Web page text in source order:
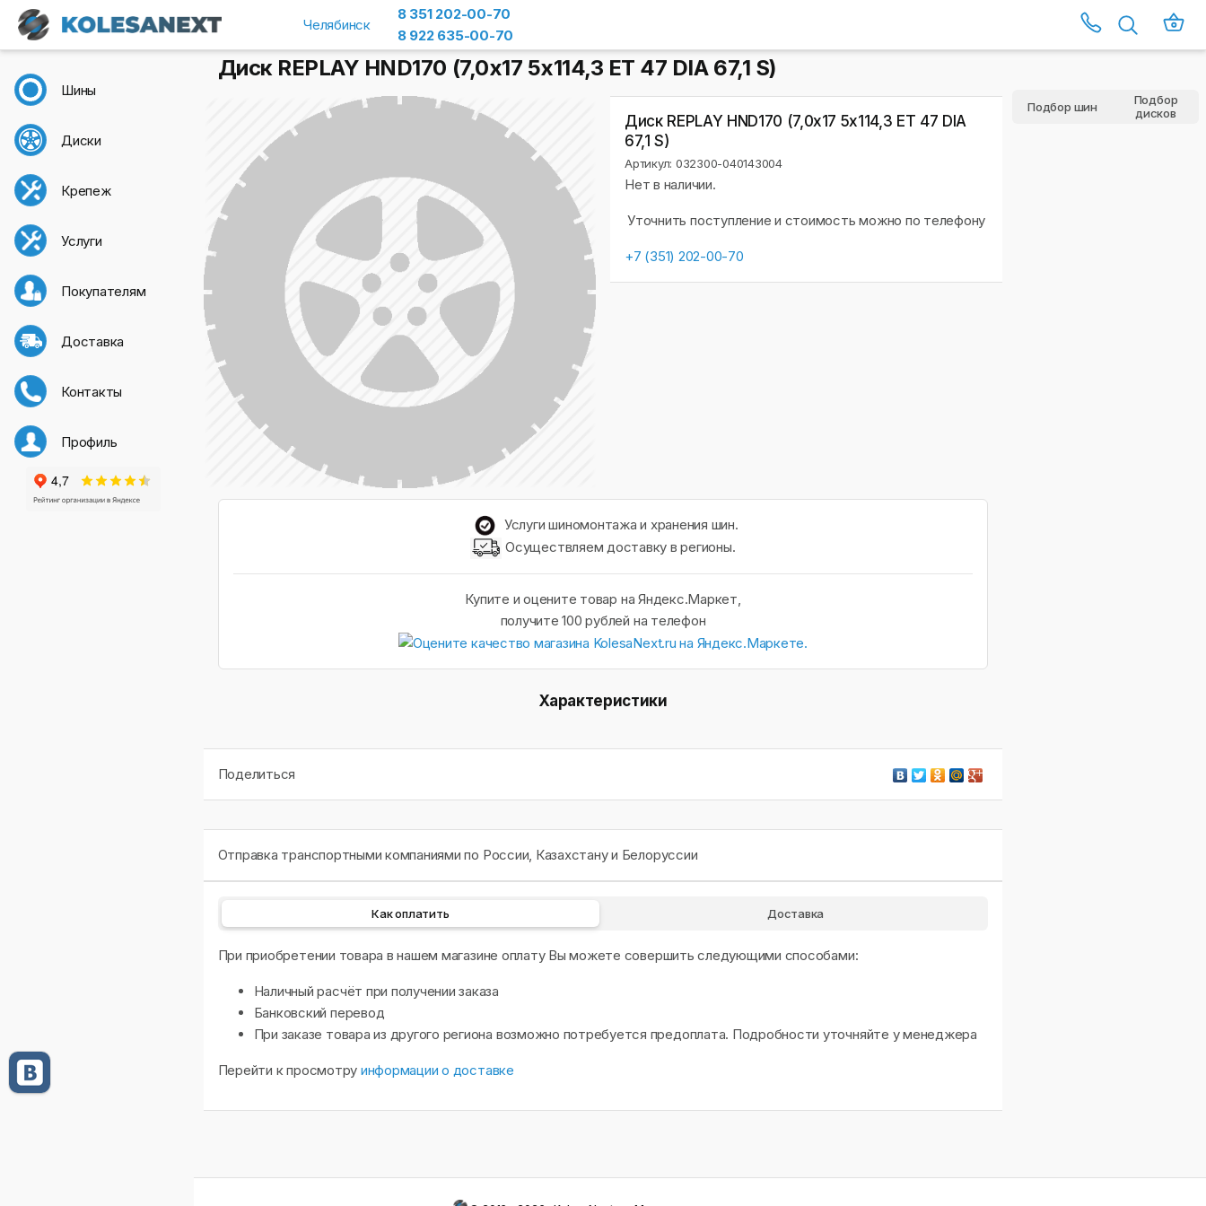
Челябинск
8 351 202-00-70
8 922 635-00-70
Шины
Диски
Крепеж
Услуги
Покупателям
Доставка
Контакты
Профиль
Диск REPLAY HND170 (7,0х17 5x114,3 ET 47 DIA 67,1 S)
Диск REPLAY HND170 (7,0х17 5x114,3 ET 47 DIA
67,1 S)
Артикул: 032300-040143004
Нет в наличии.
Уточнить поступление и стоимость можно по телефону
+7 (351) 202-00-70
Услуги шиномонтажа и хранения шин.
Осуществляем доставку в регионы.
Купите и оцените товар на Яндекс.Маркет,
получите 100 рублей на телефон
Характеристики
Поделиться
Отправка транспортными компаниями по России, Казахстану и Белоруссии
Как оплатить Доставка
При приобретении товара в нашем магазине оплату Вы можете совершить следующими способами:
Наличный расчёт при получении заказа
Банковский перевод
При заказе товара из другого региона возможно потребуется предоплата. Подробности уточняйте у менеджера
Перейти к просмотру информации о доставке
Подбор шин
Подбор
дисков